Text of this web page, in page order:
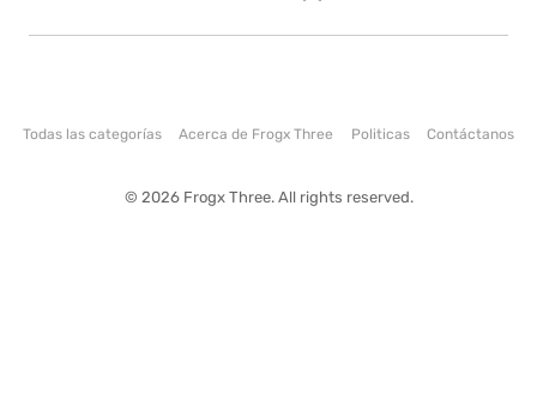
Todas las categorías Acerca de Frogx Three Politicas Contáctanos
© 2026 Frogx Three. All rights reserved.